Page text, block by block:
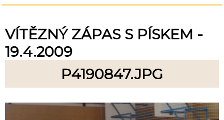
VÍTĚZNÝ ZÁPAS S PÍSKEM -
19.4.2009
P4190847.JPG